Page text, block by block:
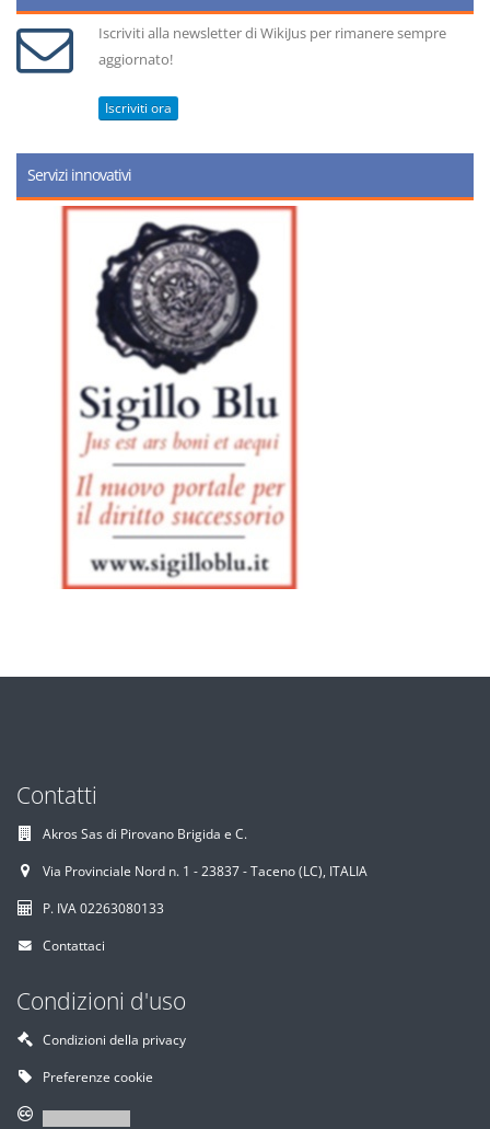
Iscriviti alla newsletter di WikiJus per rimanere sempre
aggiornato!
Iscriviti ora
Servizi innovativi
Contatti
Akros Sas di Pirovano Brigida e C.
Via Provinciale Nord n. 1 - 23837 - Taceno (LC), ITALIA
P. IVA 02263080133
Contattaci
Condizioni d'uso
Condizioni della privacy
Preferenze cookie